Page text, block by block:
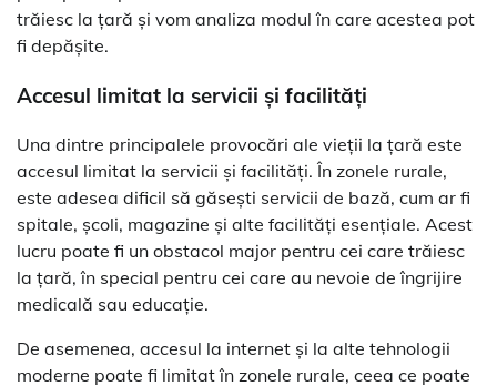
trăiesc la țară și vom analiza modul în care acestea pot
fi depășite.
Accesul limitat la servicii și facilități
Una dintre principalele provocări ale vieții la țară este
accesul limitat la servicii și facilități. În zonele rurale,
este adesea dificil să găsești servicii de bază, cum ar fi
spitale, școli, magazine și alte facilități esențiale. Acest
lucru poate fi un obstacol major pentru cei care trăiesc
la țară, în special pentru cei care au nevoie de îngrijire
medicală sau educație.
De asemenea, accesul la internet și la alte tehnologii
moderne poate fi limitat în zonele rurale, ceea ce poate